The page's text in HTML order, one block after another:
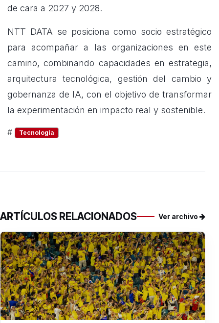
de cara a 2027 y 2028.
NTT DATA se posiciona como socio estratégico
para acompañar a las organizaciones en este
camino, combinando capacidades en estrategia,
arquitectura tecnológica, gestión del cambio y
gobernanza de IA, con el objetivo de transformar
la experimentación en impacto real y sostenible.
# Tecnología
ARTÍCULOS RELACIONADOS Ver archivo